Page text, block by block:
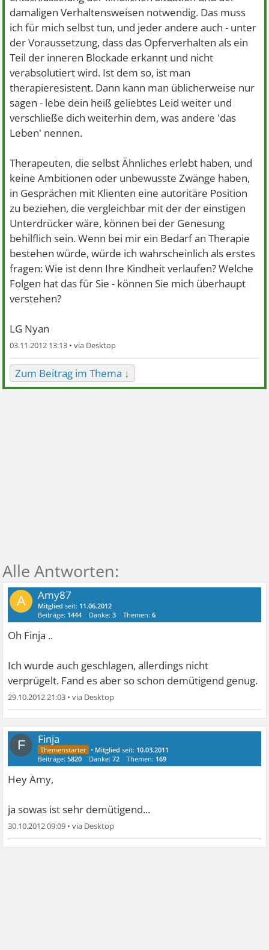
damaligen Verhaltensweisen notwendig. Das muss
ich für mich selbst tun, und jeder andere auch - unter
der Voraussetzung, dass das Opferverhalten als ein
Teil der inneren Blockade erkannt und nicht
verabsolutiert wird. Ist dem so, ist man
therapieresistent. Dann kann man üblicherweise nur
sagen - lebe dein heiß geliebtes Leid weiter und
verschließe dich weiterhin dem, was andere 'das
Leben' nennen.
Therapeuten, die selbst Ähnliches erlebt haben, und
keine Ambitionen oder unbewusste Zwänge haben,
in Gesprächen mit Klienten eine autoritäre Position
zu beziehen, die vergleichbar mit der der einstigen
Unterdrücker wäre, können bei der Genesung
behilflich sein. Wenn bei mir ein Bedarf an Therapie
bestehen würde, würde ich wahrscheinlich als erstes
fragen: Wie ist denn Ihre Kindheit verlaufen? Welche
Folgen hat das für Sie - können Sie mich überhaupt
verstehen?
LG Nyan
03.11.2012 13:13 •
Zum Beitrag im Thema ↓
A Amy87
Mitglied seit: 11.06.2012
Beiträge: 1444 Danke:3 Themen:6
Oh Finja ..
Ich wurde auch geschlagen, allerdings nicht
verprügelt. Fand es aber so schon demütigend genug.
29.10.2012 21:03 •
F Finja
• Mitglied seit: 10.03.2011
Beiträge:5820 Danke:72 Themen: 169
Hey Amy,
ja sowas ist sehr demütigend...
30.10.2012 09:09 •